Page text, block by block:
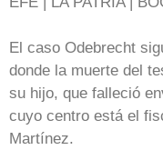
El caso Odebrecht
donde la muerte del
su hijo, que falleció
cuyo centro está el
Martínez.